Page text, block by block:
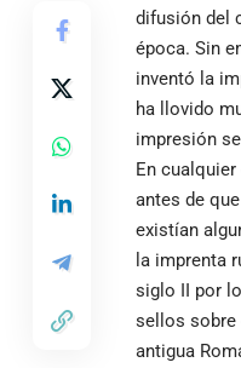
difusión del
época. Sin
inventó la
ha llovido
impresión
En
antes de
existían
la imprenta
siglo II por
sellos sobre
antigua